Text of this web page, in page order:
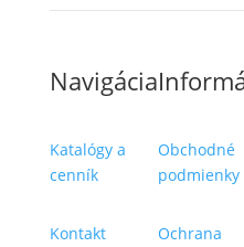
Navigácia
Katalógy a
cenník
Kontakt
Obchodné
podmienky
Ochrana